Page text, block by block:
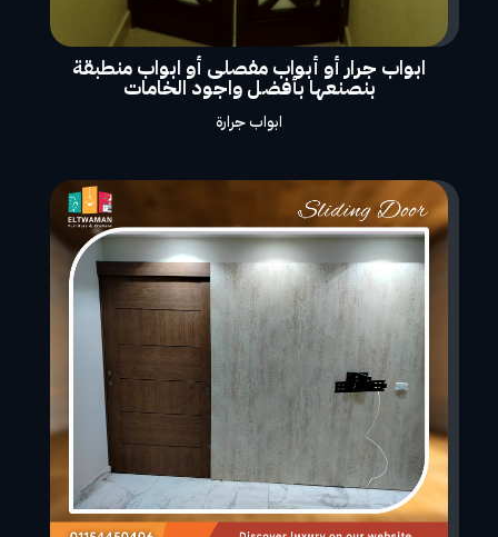
ابواب جرار أو أبواب مفصلى أو ابواب منطبقة
بنصنعها بأفضل واجود الخامات
ابواب جرارة